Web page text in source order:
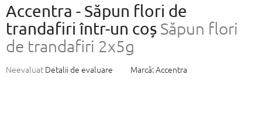
Accentra - Săpun flori de
trandafiri într-un coș Săpun flori
de trandafiri 2x5g
Evaluarea
Neevaluat Detalii de evaluare Marcă:Accentra